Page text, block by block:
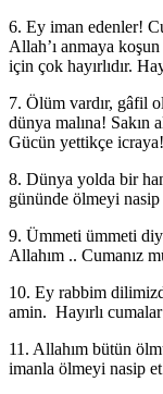
6. Ey iman edenler!
Allah’ı anmaya
için çok hayırlıdır.
7. Ölüm vardır, gâfil
dünya malına! Sakın
Gücün yettikçe
8. Dünya yolda bir
gününde ölmeyi nasip
9. Ümmeti ümmeti
Allahım .. Cumanız
10. Ey rabbim
amin. Hayırlı cumalar
11. Allahım bütün
imanla ölmeyi nasip